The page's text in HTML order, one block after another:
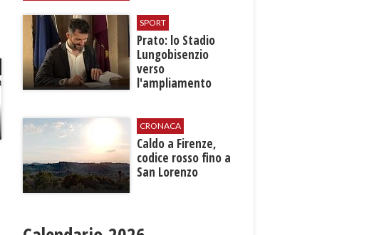
SPORT
Prato: lo Stadio
Lungobisenzio
verso
l'ampliamento
CRONACA
Caldo a Firenze,
codice rosso fino a
San Lorenzo